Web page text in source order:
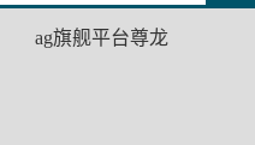
ag旗舰平台尊龙